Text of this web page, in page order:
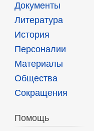
Документы
Литература
История
Персоналии
Материалы
Общества
Сокращения
Помощь